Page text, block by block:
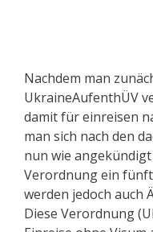
Nachdem man
UkraineAufenthÜV
damit für einreisen
man sich nach den
nun wie
Verordnung ein
werden jedoch auch
Diese Verordnung